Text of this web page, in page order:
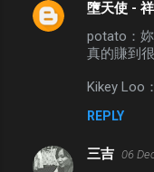
墮天使 - 祥
potato：
真的賺到
Kikey Loo
REPLY
三吉 06